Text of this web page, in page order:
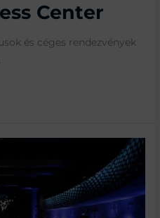
Center
és céges rendezvények